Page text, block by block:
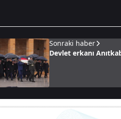
Sonraki haber
Devlet erkanı